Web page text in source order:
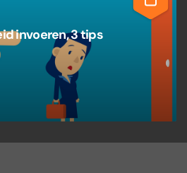
invoeren, 3 tips